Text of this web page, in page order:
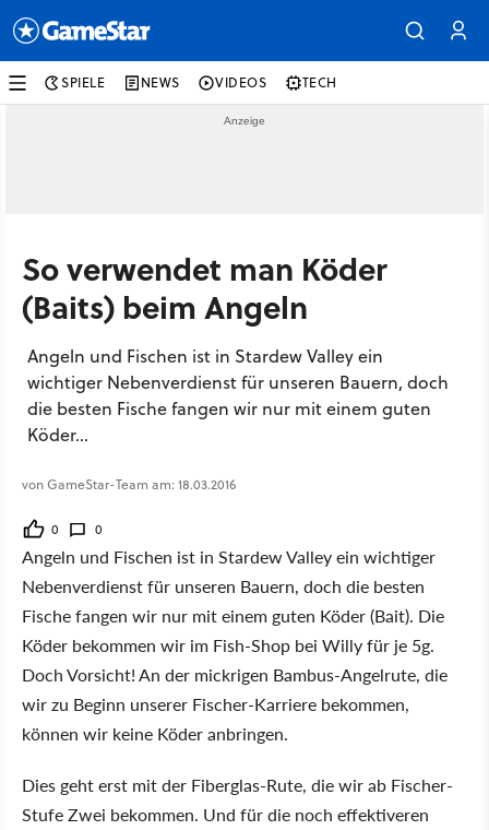
SPIELE NEWS VIDEOS TECH
So verwendet man Köder
(Baits) beim Angeln
Angeln und Fischen ist in Stardew Valley ein
wichtiger Nebenverdienst für unseren Bauern, doch
die besten Fische fangen wir nur mit einem guten
Köder...
von GameStar-Team am: 18.03.2016
0 0
Angeln und Fischen ist in Stardew Valley ein wichtiger
Nebenverdienst für unseren Bauern, doch die besten
Fische fangen wir nur mit einem guten Köder (Bait). Die
Köder bekommen wir im Fish-Shop bei Willy für je 5g.
Doch Vorsicht! An der mickrigen Bambus-Angelrute, die
wir zu Beginn unserer Fischer-Karriere bekommen,
können wir keine Köder anbringen.
Dies geht erst mit der Fiberglas-Rute, die wir ab Fischer-
Stufe Zwei bekommen. Und für die noch effektiveren